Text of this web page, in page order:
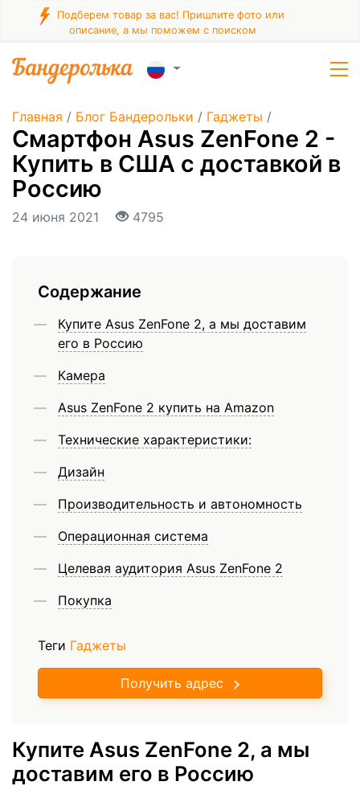
Подберем товар за вас! Пришлите фото или
описание, а мы поможем с поиском
Главная / Блог Бандерольки / Гаджеты /
Смартфон Asus ZenFone 2 -
Купить в США с доставкой в
Россию
24 июня 2021 4795
Содержание
Купите Asus ZenFone 2, а мы доставим
его в Россию
Камера
Asus ZenFone 2 купить на Amazon
Технические характеристики:
Дизайн
Производительность и автономность
Операционная система
Целевая аудитория Asus ZenFone 2
Покупка
Теги Гаджеты
Получить адрес
Купите Asus ZenFone 2, а мы
доставим его в Россию